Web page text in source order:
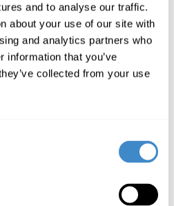
and to analyse our traffic.
about your use of our site with
and analytics partners who
information that you’ve
collected from your use
Produkte in Dänemark
Entsprechende Verträge zwischen
kürzlich geschlossen.